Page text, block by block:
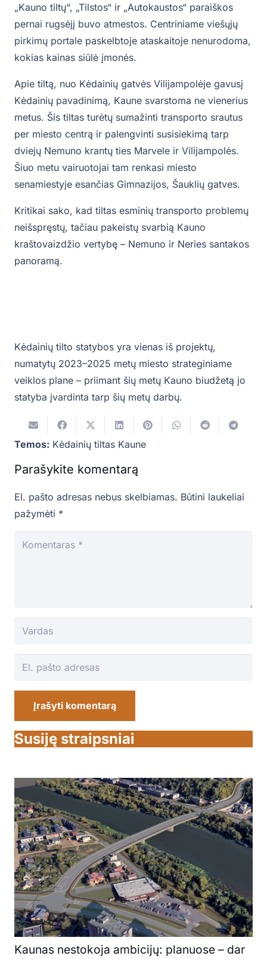
„Kauno tiltų“, „Tilstos“ ir „Autokaustos“ paraiškos
pernai rugsėjį buvo atmestos. Centriniame viešųjų
pirkimų portale paskelbtoje ataskaitoje nenurodoma,
kokias kainas siūlė įmonės.
Apie tiltą, nuo Kėdainių gatvės Vilijampolėje gavusį
Kėdainių pavadinimą, Kaune svarstoma ne vienerius
metus. Šis tiltas turėtų sumažinti transporto srautus
per miesto centrą ir palengvinti susisiekimą tarp
dviejų Nemuno krantų ties Marvele ir Vilijampolės.
Šiuo metu vairuotojai tam renkasi miesto
senamiestyje esančias Gimnazijos, Šauklių gatves.
Kritikai sako, kad tiltas esminių transporto problemų
neišspręstų, tačiau pakeistų svarbią Kauno
kraštovaizdžio vertybę – Nemuno ir Neries santakos
panoramą.
Kėdainių tilto statybos yra vienas iš projektų,
numatytų 2023–2025 metų miesto strateginiame
veiklos plane – priimant šių metų Kauno biudžetą jo
statyba įvardinta tarp šių metų darbų.
Temos: Kėdainių tiltas Kaune
Parašykite komentarą
El. pašto adresas nebus skelbiamas. Būtini laukeliai
pažymėti *
Įrašyti komentarą
Susiję straipsniai
Kaunas nestokoja ambicijų: planuose – dar